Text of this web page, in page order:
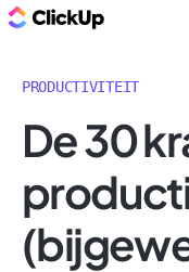
PRODUCTIVITEIT
De 30